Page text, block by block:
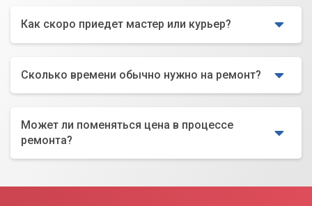
Как скоро приедет мастер или курьер?
Сколько времени обычно нужно на ремонт?
Может ли поменяться цена в процессе
ремонта?